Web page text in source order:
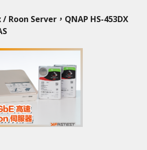
/ Roon Server，QNAP HS-453DX